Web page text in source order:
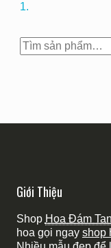
1.
Tìm
kiếm:
Giới Thiệu
Shop Hoa Đám
hoa gọi ngay shop